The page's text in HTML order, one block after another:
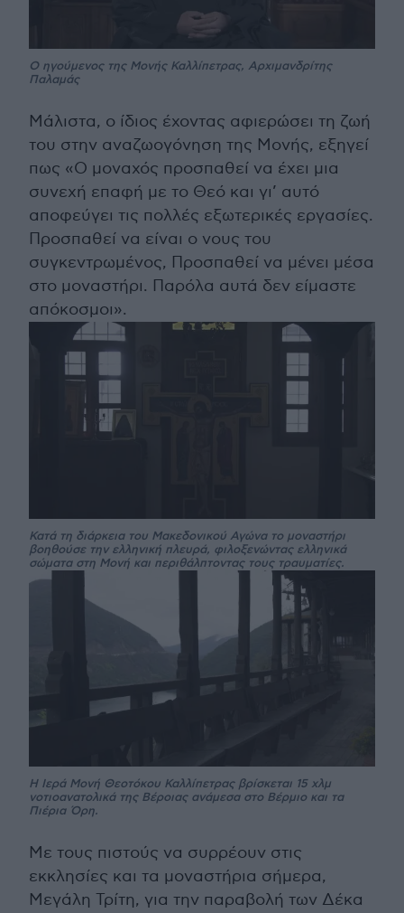
Ο ηγούμενος της Μονής Καλλίπετρας, Αρχιμανδρίτης
Παλαμάς
Μάλιστα, ο ίδιος έχοντας αφιερώσει τη ζωή
του στην αναζωογόνηση της Μονής, εξηγεί
πως «Ο μοναχός προσπαθεί να έχει μια
συνεχή επαφή με το Θεό και γι’ αυτό
αποφεύγει τις πολλές εξωτερικές εργασίες.
Προσπαθεί να είναι ο νους του
συγκεντρωμένος, Προσπαθεί να μένει μέσα
στο μοναστήρι. Παρόλα αυτά δεν είμαστε
απόκοσμοι».
Κατά τη διάρκεια του Μακεδονικού Αγώνα το μοναστήρι
βοηθούσε την ελληνική πλευρά, φιλοξενώντας ελληνικά
σώματα στη Μονή και περιθάλπτοντας τους τραυματίες.
Η Ιερά Μονή Θεοτόκου Καλλίπετρας βρίσκεται 15 χλμ
νοτιοανατολικά της Βέροιας ανάμεσα στο Βέρμιο και τα
Πιέρια Όρη.
Με τους πιστούς να συρρέουν στις
εκκλησίες και τα μοναστήρια σήμερα,
Μεγάλη Τρίτη, για την παραβολή των Δέκα